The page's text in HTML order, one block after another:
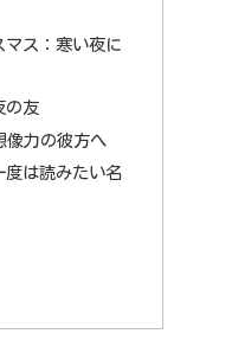
マス：寒い夜に
の友
像力の彼方へ
度は読みたい名